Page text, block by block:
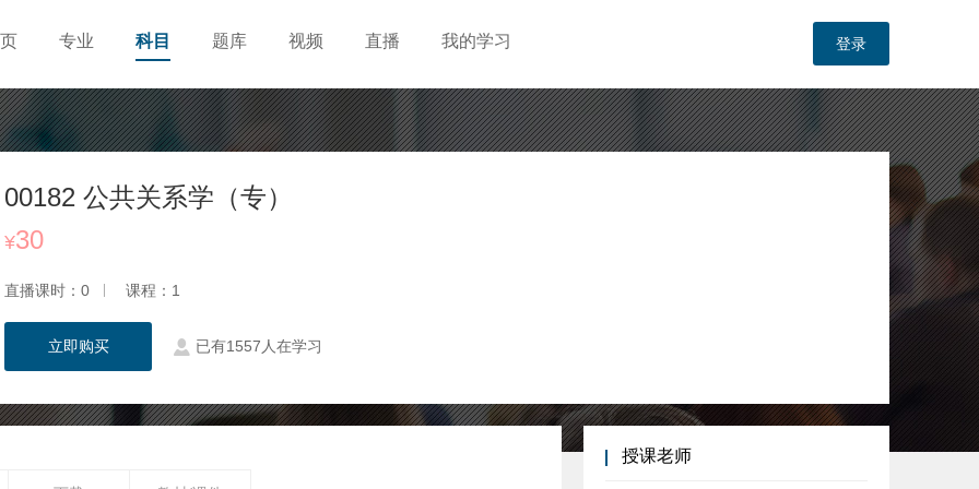
专业 科目 题库 视频 直播 我的学习 登录
00182 公共关系学（专）
¥30
直播课时：0 课程：1
立即购买 已有1557人在学习
授课老师